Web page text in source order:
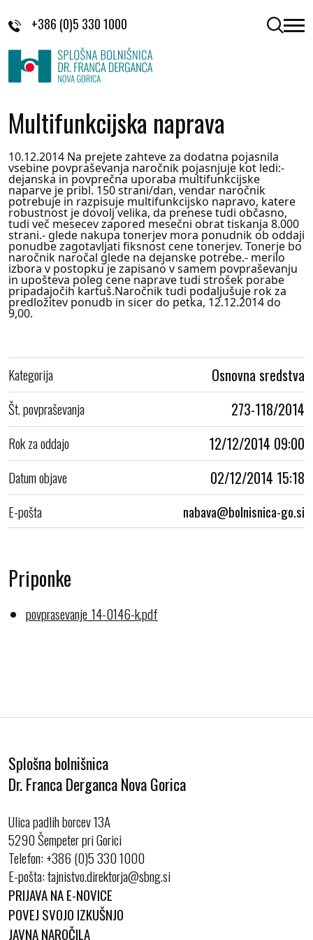
+386 (0)5 330 1000 odpri
Multifunkcijska naprava
10.12.2014 Na prejete zahteve za dodatna pojasnila
vsebine povpraševanja naročnik pojasnjuje kot ledi:-
dejanska in povprečna uporaba multifunkcijske
naparve je pribl. 150 strani/dan, vendar naročnik
potrebuje in razpisuje multifunkcijsko napravo, katere
robustnost je dovolj velika, da prenese tudi občasno,
tudi več mesecev zapored mesečni obrat tiskanja 8.000
strani.- glede nakupa tonerjev mora ponudnik ob oddaji
ponudbe zagotavljati fiksnost cene tonerjev. Tonerje bo
naročnik naročal glede na dejanske potrebe.- merilo
izbora v postopku je zapisano v samem povpraševanju
in upošteva poleg cene naprave tudi strošek porabe
pripadajočih kartuš.Naročnik tudi podaljušuje rok za
predložitev ponudb in sicer do petka, 12.12.2014 do
9,00.
Kategorija Osnovna sredstva
Št. povpraševanja 273-118/2014
Rok za oddajo 12/12/2014 09:00
Datum objave 02/12/2014 15:18
E-pošta
Priponke
povprasevanje_14-0146-k.pdf
Splošna bolnišnica
Dr. Franca Derganca Nova Gorica
Ulica padlih borcev 13A
5290 Šempeter pri Gorici
Telefon:+386 (0)5 330 1000
E-pošta:
PRIJAVA NA E-NOVICE
POVEJ SVOJO IZKUŠNJO
JAVNA NAROČILA